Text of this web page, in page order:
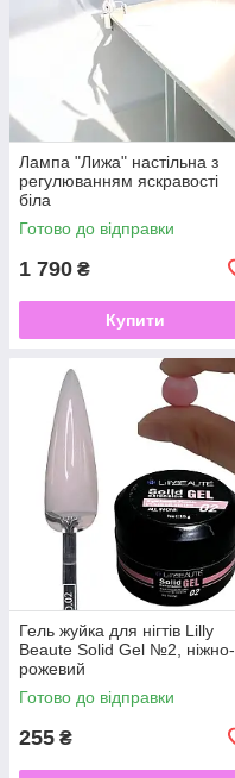
Лампа "Лижа" настільна з
регулюванням яскравості
біла
Готово до відправки
1 790 ₴
Купити
Гель жуйка для нігтів Lilly
Beaute Solid Gel №2, ніжно-
рожевий
Готово до відправки
255 ₴